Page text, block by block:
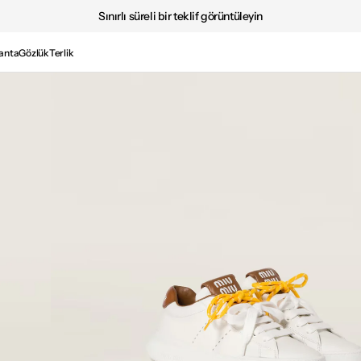
Sınırlı süreli bir teklif görüntüleyin
GözlükTerlik
Medya
2'i
galeri
görünümünde
aç